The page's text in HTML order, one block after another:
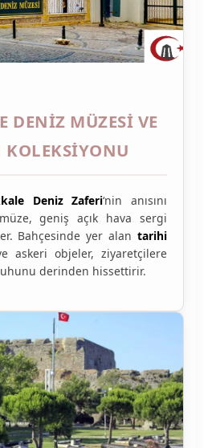
DENIZ MÜZESI VE
Deniz Zaferi‘nin anısını
geniş açık hava sergi
Bahçesinde yer alan tarihi
askeri objeler, ziyaretçilere
derinden hissettirir.